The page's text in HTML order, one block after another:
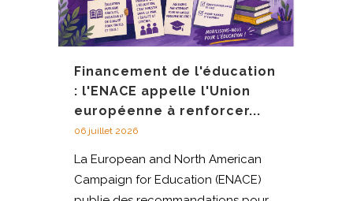
Financement de l'éducation
: l'ENACE appelle l'Union
européenne à renforcer...
06 juillet 2026
La European and North American
Campaign for Education (ENACE)